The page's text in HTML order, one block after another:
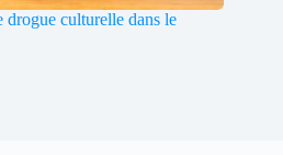
drogue culturelle dans le